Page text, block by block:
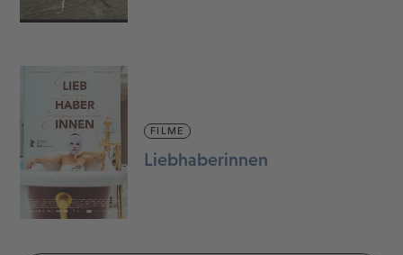
FILME
Liebhaberinnen